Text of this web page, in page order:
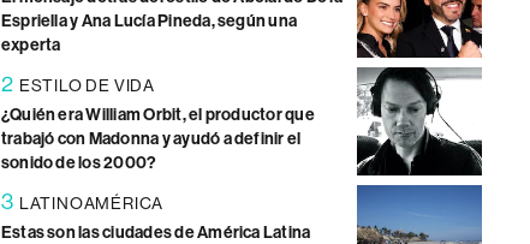
Espriella y Ana Lucía Pineda, según una
experta
2 ESTILO DE VIDA
¿Quién era William Orbit, el productor que
trabajó con Madonna y ayudó a definir el
sonido de los 2000?
3 LATINOAMÉRICA
Estas son las ciudades de América Latina